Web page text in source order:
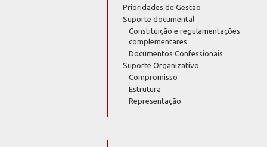
Prioridades de Gestão
Suporte documental
Constituição e regulamentações
complementares
Documentos Confessionais
Suporte Organizativo
Compromisso
Estrutura
Representação